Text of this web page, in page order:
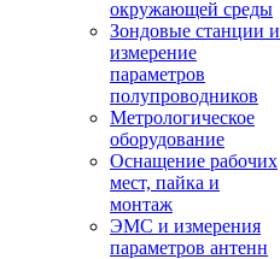
окружающей среды
Зондовые станции и
измерение
параметров
полупроводников
Метрологическое
оборудование
Оснащение рабочих
мест, пайка и
монтаж
ЭМС и измерения
параметров антенн